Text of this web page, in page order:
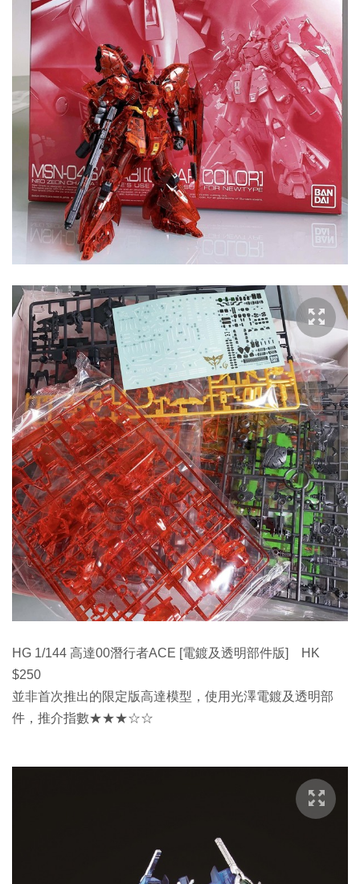
HG 1/144 高達00潛行者ACE [電鍍及透明部件版] HK
$250
並非首次推出的限定版高達模型，使用光澤電鍍及透明部
件，推介指數★★★☆☆